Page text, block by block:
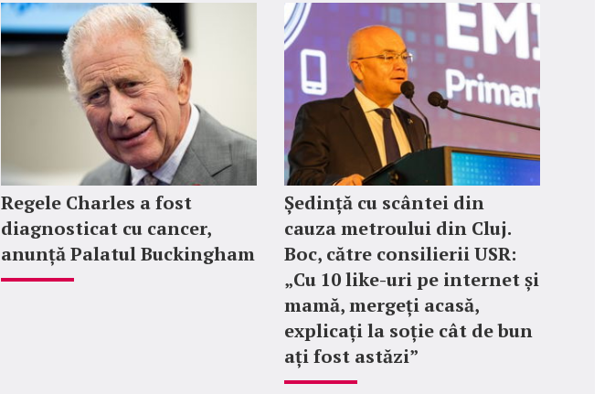
Regele Charles a fost
diagnosticat cu cancer,
anunță Palatul Buckingham
Ședință cu scântei din
cauza metroului din Cluj.
Boc, către consilierii USR:
„Cu 10 like-uri pe internet și
mamă, mergeți acasă,
explicați la soție cât de bun
ați fost astăzi”